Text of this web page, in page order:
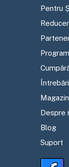
Pentru
Magazin
Despre
Blog
Suport